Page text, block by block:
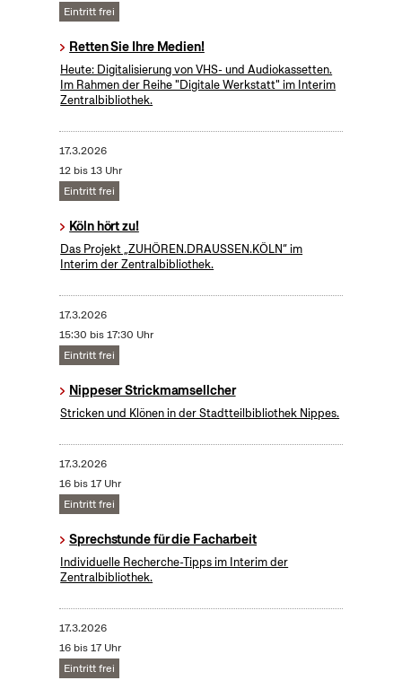
Eintritt frei
Retten Sie Ihre Medien!
Heute: Digitalisierung von VHS- und Audiokassetten.
Im Rahmen der Reihe "Digitale Werkstatt" im Interim
Zentralbibliothek.
17.3.2026
12 bis 13 Uhr
Eintritt frei
Köln hört zu!
Das Projekt „ZUHÖREN.DRAUSSEN.KÖLN“ im
Interim der Zentralbibliothek.
17.3.2026
15:30 bis 17:30 Uhr
Eintritt frei
Nippeser Strickmamsellcher
Stricken und Klönen in der Stadtteilbibliothek Nippes.
17.3.2026
16 bis 17 Uhr
Eintritt frei
Sprechstunde für die Facharbeit
Individuelle Recherche-Tipps im Interim der
Zentralbibliothek.
17.3.2026
16 bis 17 Uhr
Eintritt frei